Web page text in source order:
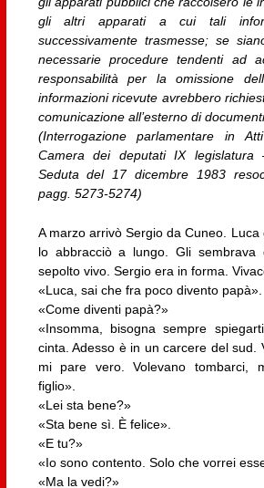
gli altri apparati a cui tali
successivamente trasmesse; se
necessarie procedure tendenti ad
responsabilità per la omissione
informazioni ricevute avrebbero
comunicazione all’esterno di
(Interrogazione parlamentare in
Camera dei deputati IX
Seduta del 17 dicembre 1983
pagg. 5273-5274)
A marzo arrivò Sergio da Cuneo.
lo abbracciò a lungo. Gli sembrava
sepolto vivo. Sergio era in forma.
«Luca, sai che fra poco divento papà».
«Come diventi papà?»
«Insomma, bisogna sempre
cinta. Adesso è in un carcere del sud.
mi pare vero. Volevano tombarci,
figlio».
«Lei sta bene?»
«Sta bene sì. È felice».
«E tu?»
«Io sono contento. Solo che vorrei
«Ma la vedi?»